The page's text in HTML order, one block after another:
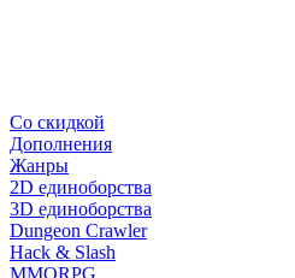
Со скидкой
Дополнения
Жанры
2D единоборства
3D единоборства
Dungeon Crawler
Hack & Slash
MMORPG